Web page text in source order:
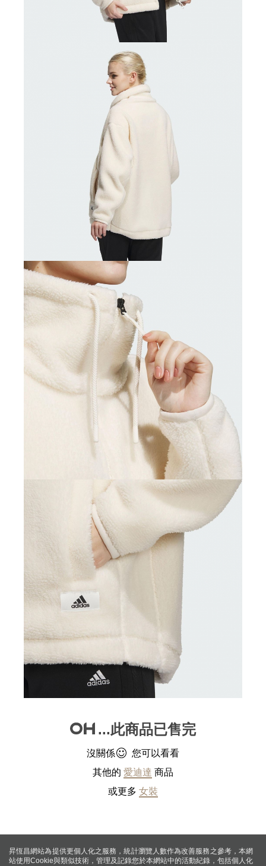
...此商品已售完
沒關係
您可以看看
其他的 愛迪達 商品
或更多 女裝
昇恆昌網站為提供更個人化之服務，統計瀏覽人數作為改善服務之參考，本網
站使用Cookie與類似技術，管理及記錄您於本網站中的活動紀錄，包括個人化